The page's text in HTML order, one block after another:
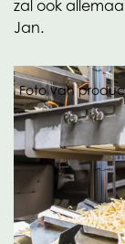
zal ook
Jan.
Foto van
De geleidelijke
verpakkingen
Nederland